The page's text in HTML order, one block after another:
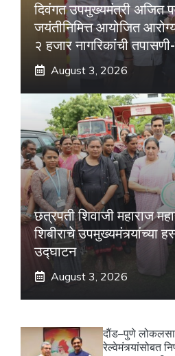
दिवंगत उपमुख्यमंत्री अजित
जयंतीनिमित्त आयोजित
२ हजार नागरिकांची
August 3, 2026
छत्रपती शिवाजी महाराज
शिबीराचे उपमुख्यमंत्र्यांच्या
उद्घाटन
August 3, 2026
दौंड–पुणे
रेल्वेमंत्र्यांसोबत